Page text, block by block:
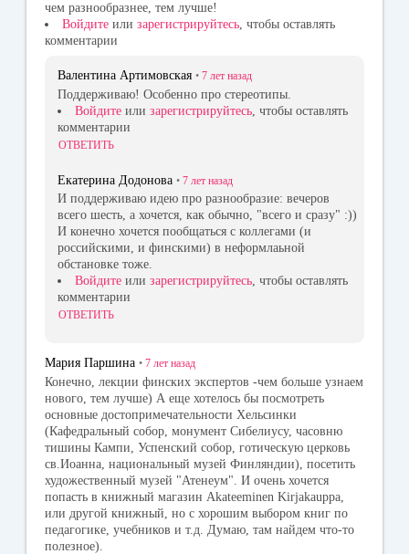
чем разнообразнее, тем лучше!
Войдите или зарегистрируйтесь, чтобы оставлять
комментарии
Валентина Артимовская • 7 лет назад
Поддерживаю! Особенно про стереотипы.
Войдите или зарегистрируйтесь , чтобы оставлять
комментарии
ОТВЕТИТЬ
Екатерина Додонова • 7 лет назад
И поддерживаю идею про разнообразие: вечеров
всего шесть, а хочется, как обычно, "всего и сразу" :))
И конечно хочется пообщаться с коллегами (и
российскими, и финскими) в неформлаьной
обстановке тоже.
Войдите или зарегистрируйтесь, чтобы оставлять
комментарии
ОТВЕТИТЬ
Мария Паршина • 7 лет назад
Конечно, лекции финских экспертов -чем больше узнаем
нового, тем лучше) А еще хотелось бы посмотреть
основные достопримечательности Хельсинки
(Кафедральный собор, монумент Сибелиусу, часовню
тишины Кампи, Успенский собор, готическую церковь
св.Иоанна, национальный музей Финляндии), посетить
художественный музей "Атенеум". И очень хочется
попасть в книжный магазин Akateeminen Kirjakauppa,
или другой книжный, но с хорошим выбором книг по
педагогике, учебников и т.д. Думаю, там найдем что-то
полезное).